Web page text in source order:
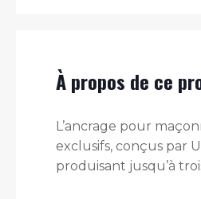
À propos de ce
L’ancrage pour
exclusifs, conçus par
produisant jusqu’à